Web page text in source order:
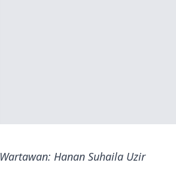
Wartawan: Hanan Suhaila Uzir